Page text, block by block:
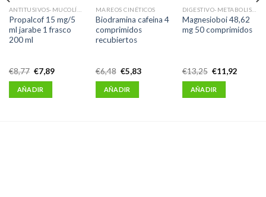
ANTITUSIVOS-MUCOLÍTICOS-EXPECTORANTES
Propalcof 15 mg/5
ml jarabe 1 frasco
200 ml
€8,77 El
precio
original
era:
€8,77.
€7,89El
AÑADIR
MAREOS CINÉTICOS
Biodramina cafeina 4
comprimidos
recubiertos
€6,48 El
precio
original
era:
€6,48.
€5,83El
AÑADIR
DIGESTIVO-METABOLISMO
Magnesioboi 48,62
mg 50 comprimidos
€13,25 El
precio
original
era:
€13,25.
€11,92El
AÑADIR